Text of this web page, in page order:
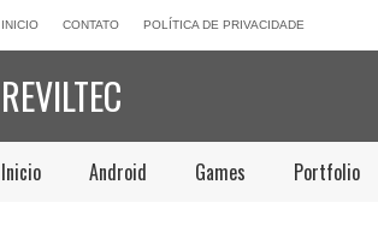
INICIO CONTATO POLÍTICA DE PRIVACIDADE
REVILTEC
Inicio Android Games Portfolio